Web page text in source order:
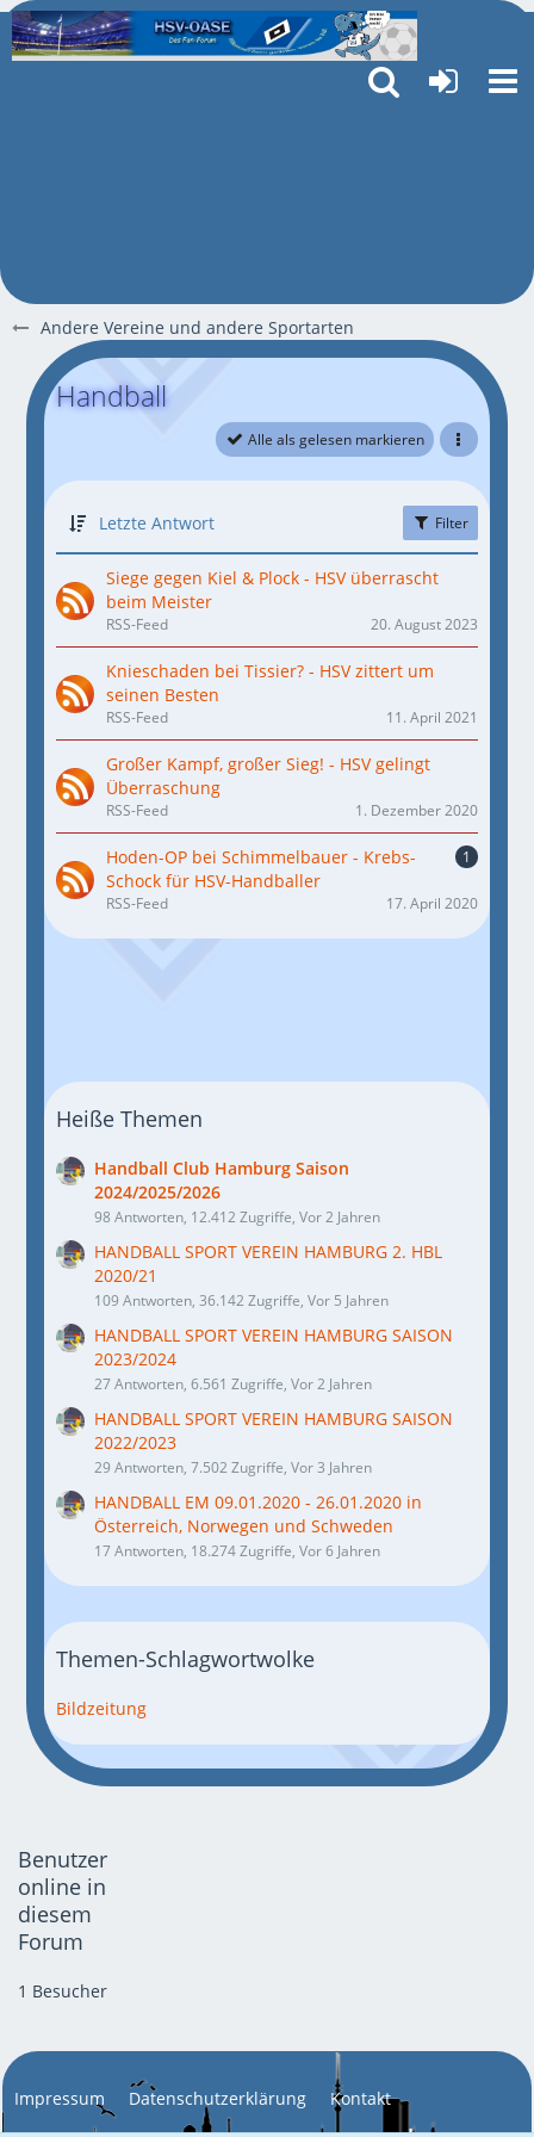
Andere Vereine und andere Sportarten
Handball
Alle als gelesen markieren
Letzte Antwort Filter
Siege gegen Kiel & Plock - HSV überrascht
beim Meister
RSS-Feed 20. August 2023
Knieschaden bei Tissier? - HSV zittert um
seinen Besten
RSS-Feed 11. April 2021
Großer Kampf, großer Sieg! - HSV gelingt
Überraschung
RSS-Feed 1. Dezember 2020
Hoden-OP bei Schimmelbauer - Krebs-
Schock für HSV-Handballer
1
RSS-Feed 17. April 2020
Heiße Themen
Handball Club Hamburg Saison
2024/2025/2026
98 Antworten, 12.412 Zugriffe, Vor 2 Jahren
HANDBALL SPORT VEREIN HAMBURG 2. HBL
2020/21
109 Antworten, 36.142 Zugriffe, Vor 5 Jahren
HANDBALL SPORT VEREIN HAMBURG SAISON
2023/2024
27 Antworten, 6.561 Zugriffe, Vor 2 Jahren
HANDBALL SPORT VEREIN HAMBURG SAISON
2022/2023
29 Antworten, 7.502 Zugriffe, Vor 3 Jahren
HANDBALL EM 09.01.2020 - 26.01.2020 in
Österreich, Norwegen und Schweden
17 Antworten, 18.274 Zugriffe, Vor 6 Jahren
Themen-Schlagwortwolke
Bildzeitung
Benutzer
online in
diesem
Forum
1 Besucher
Impressum Datenschutzerklärung Kontakt